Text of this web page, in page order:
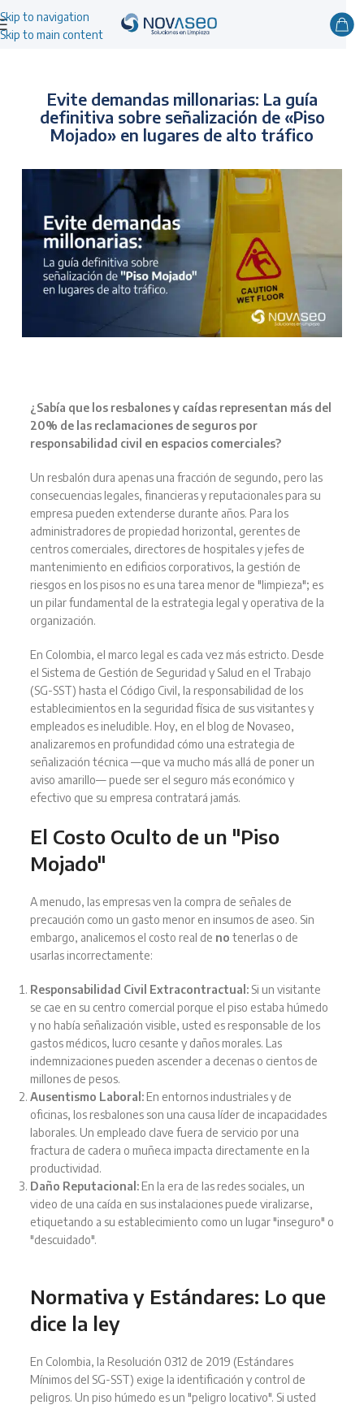
Skip to navigation
Skip to main content
Evite demandas millonarias: La guía
definitiva sobre señalización de «Piso
Mojado» en lugares de alto tráfico
¿Sabía que los resbalones y caídas representan más del
20% de las reclamaciones de seguros por
responsabilidad civil en espacios comerciales?
Un resbalón dura apenas una fracción de segundo, pero las
consecuencias legales, financieras y reputacionales para su
empresa pueden extenderse durante años. Para los
administradores de propiedad horizontal, gerentes de
centros comerciales, directores de hospitales y jefes de
mantenimiento en edificios corporativos, la gestión de
riesgos en los pisos no es una tarea menor de "limpieza"; es
un pilar fundamental de la estrategia legal y operativa de la
organización.
En Colombia, el marco legal es cada vez más estricto. Desde
el Sistema de Gestión de Seguridad y Salud en el Trabajo
(SG-SST) hasta el Código Civil, la responsabilidad de los
establecimientos en la seguridad física de sus visitantes y
empleados es ineludible. Hoy, en el blog de Novaseo,
analizaremos en profundidad cómo una estrategia de
señalización técnica —que va mucho más allá de poner un
aviso amarillo— puede ser el seguro más económico y
efectivo que su empresa contratará jamás.
El Costo Oculto de un "Piso
Mojado"
A menudo, las empresas ven la compra de señales de
precaución como un gasto menor en insumos de aseo. Sin
embargo, analicemos el costo real de no tenerlas o de
usarlas incorrectamente:
Responsabilidad Civil Extracontractual:Si un visitante
se cae en su centro comercial porque el piso estaba húmedo
y no había señalización visible, usted es responsable de los
gastos médicos, lucro cesante y daños morales. Las
indemnizaciones pueden ascender a decenas o cientos de
millones de pesos.
Ausentismo Laboral:En entornos industriales y de
oficinas, los resbalones son una causa líder de incapacidades
laborales. Un empleado clave fuera de servicio por una
fractura de cadera o muñeca impacta directamente en la
productividad.
Daño Reputacional:En la era de las redes sociales, un
video de una caída en sus instalaciones puede viralizarse,
etiquetando a su establecimiento como un lugar "inseguro" o
"descuidado".
Normativa y Estándares: Lo que
dice la ley
En Colombia, la Resolución 0312 de 2019 (Estándares
Mínimos del SG-SST) exige la identificación y control de
peligros. Un piso húmedo es un "peligro locativo". Si usted